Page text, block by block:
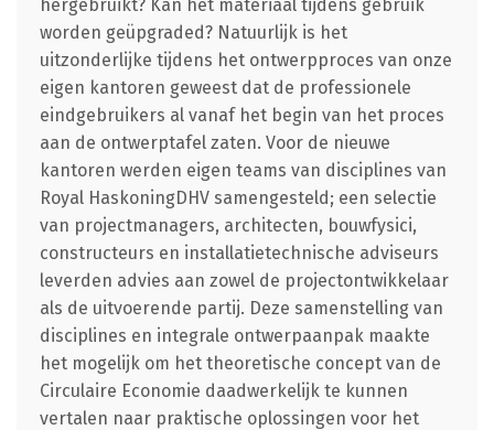
hergebruikt? Kan het materiaal tijdens gebruik
worden geüpgraded? Natuurlijk is het
uitzonderlijke tijdens het ontwerpproces van onze
eigen kantoren geweest dat de professionele
eindgebruikers al vanaf het begin van het proces
aan de ontwerptafel zaten. Voor de nieuwe
kantoren werden eigen teams van disciplines van
Royal HaskoningDHV samengesteld; een selectie
van projectmanagers, architecten, bouwfysici,
constructeurs en installatietechnische adviseurs
leverden advies aan zowel de projectontwikkelaar
als de uitvoerende partij. Deze samenstelling van
disciplines en integrale ontwerpaanpak maakte
het mogelijk om het theoretische concept van de
Circulaire Economie daadwerkelijk te kunnen
vertalen naar praktische oplossingen voor het